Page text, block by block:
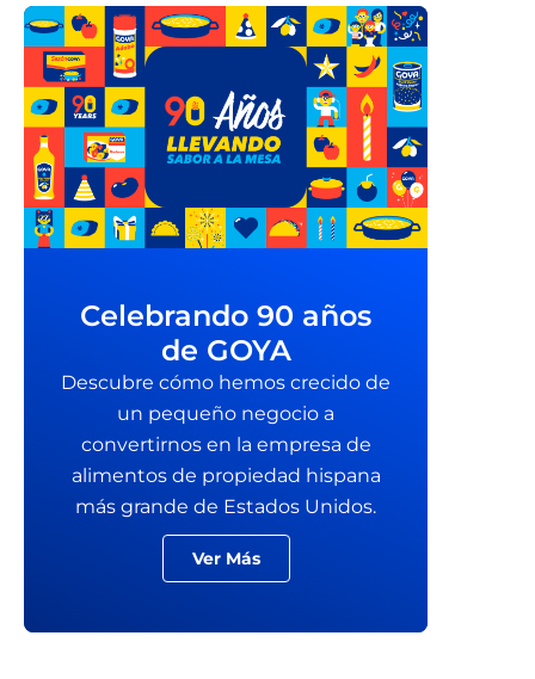
Celebrando 90 años
de GOYA
Descubre cómo hemos crecido de
un pequeño negocio a
convertirnos en la empresa de
alimentos de propiedad hispana
más grande de Estados Unidos.
Ver Más